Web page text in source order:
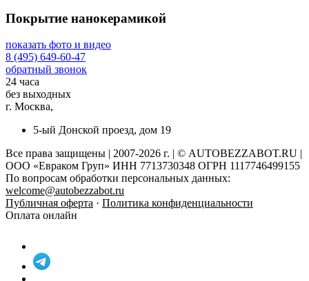
Покрытие нанокерамикой
показать фото и видео
8 (495) 649-60-47
обратный звонок
24 часа
без выходных
г. Москва,
5-ый Донской проезд, дом 19
Все права защищены | 2007-2026 г. | © AUTOBEZZABOT.RU |
ООО «Евраком Груп» ИНН 7713730348 ОГРН 1117746499155
По вопросам обработки персональных данных:
welcome@autobezzabot.ru
Публичная оферта · Политика конфиденциальности
Оплата онлайн